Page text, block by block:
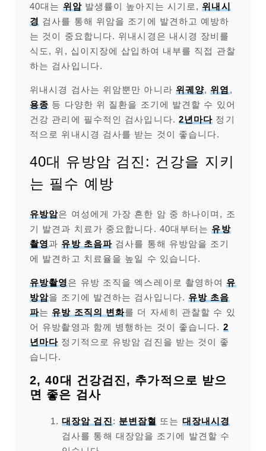
40대는 위암발생률이 높아지는 시기로, 위내시
경 검사를 통해 위암을 조기에 발견하고 예방하
는 것이 중요합니다. 위내시경은 내시경 장비를
식도, 위, 십이지장에 삽입하여 내부를 직접 관찰
하는 검사입니다.
위내시경 검사는 위암뿐만 아니라 위궤양, 위염 ,
용종 등 다양한 위 질환을 조기에 발견할 수 있어
건강 관리에 필수적인 검사입니다. 2년마다 정기
적으로 위내시경 검사를 받는 것이 좋습니다.
40대 유방암 검진: 건강을 지키
는 필수 예방
유방암은 여성에게 가장 흔한 암 중 하나이며, 조
기 발견과 치료가 중요합니다. 40대부터는 유방
촬영과 유방 초음파 검사를 통해 유방암을 조기
에 발견하고 치료율을 높일 수 있습니다.
유방촬영은 유방 조직을 엑스레이로 촬영하여 유
방암을 조기에 발견하는 검사입니다. 유방 초음
파는 유방 조직의 변화를 더 자세히 관찰할 수 있
어 유방촬영과 함께 병행하는 것이 좋습니다. 2
년마다 정기적으로 유방암 검진을 받는 것이 좋
습니다.
2, 40대 건강검진, 추가적으로 받으
면 좋은 검사
대장암 검진 : 분변잠혈 또는 대장내시경
검사를 통해 대장암을 조기에 발견할 수